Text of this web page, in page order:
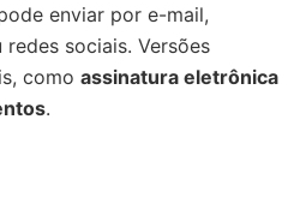
enviar por e-mail,
sociais. Versões
como assinatura eletrônica
.